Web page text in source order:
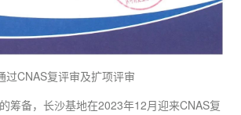
过CNAS复评审及扩项评审
筹备，长沙基地在2023年12月迎来CNAS复